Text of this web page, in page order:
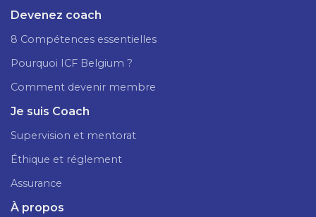
Devenez coach
8 Compétences essentielles
Pourquoi ICF Belgium ?
Comment devenir membre
Je suis Coach
Supervision et mentorat
Éthique et réglement
Assurance
À propos